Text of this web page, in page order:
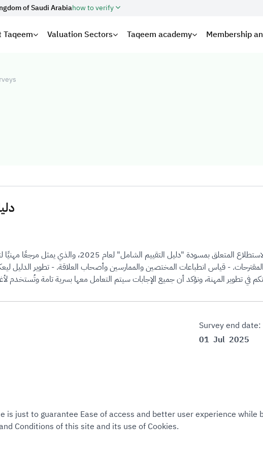
of Saudi Arabiahow to verify
Taqeem Valuation Sectors Taqeem academy Membership
يسر الهيئة السعودية للمُقيّمين المُعتمَدين دعوتكم للمشاركة في هذا الاستطلاع المتعلق
- قياس انطباعات المختصين والممارسين وأصحاب العلاقة. - تطوير الدليل
Survey end date:
01 Jul 2025
is just to guarantee Ease of access and better user experience
Conditions of this site and its use of Cookies.